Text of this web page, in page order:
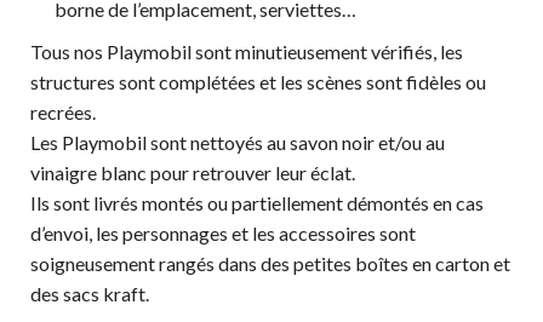
borne de l’emplacement, serviettes…
Tous nos Playmobil sont minutieusement vérifiés, les
structures sont complétées et les scènes sont fidèles ou
recrées.
Les Playmobil sont nettoyés au savon noir et/ou au
vinaigre blanc pour retrouver leur éclat.
Ils sont livrés montés ou partiellement démontés en cas
d’envoi, les personnages et les accessoires sont
soigneusement rangés dans des petites boîtes en carton et
des sacs kraft.